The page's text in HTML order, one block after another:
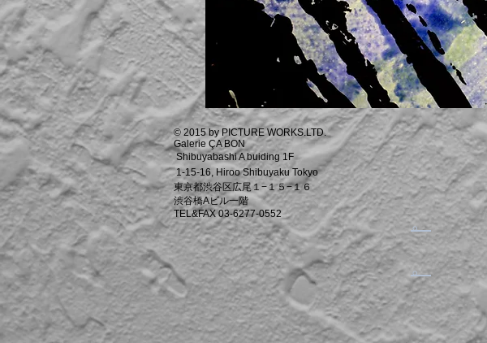
© 2015 by PICTURE WORKS.LTD.
Galerie ÇA BON
Shibuyabashi A buiding 1F
1-15-16, Hiroo Shibuyaku Tokyo
東京都渋谷区広尾１−１５−１６
渋谷橋Aビル一階
TEL&FAX 03-6277-0552
​。
​。